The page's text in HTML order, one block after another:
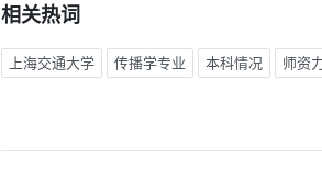
相关热词
上海交通大学 传播学专业 本科情况 师资